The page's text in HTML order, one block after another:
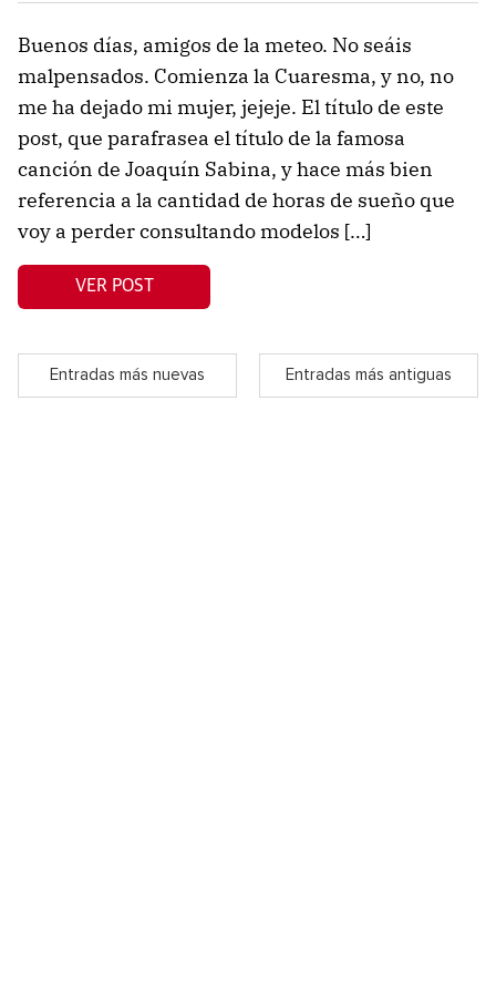
Buenos días, amigos de la meteo. No seáis
malpensados. Comienza la Cuaresma, y no, no
me ha dejado mi mujer, jejeje. El título de este
post, que parafrasea el título de la famosa
canción de Joaquín Sabina, y hace más bien
referencia a la cantidad de horas de sueño que
voy a perder consultando modelos […]
VER POST
Entradas más nuevas Entradas más antiguas